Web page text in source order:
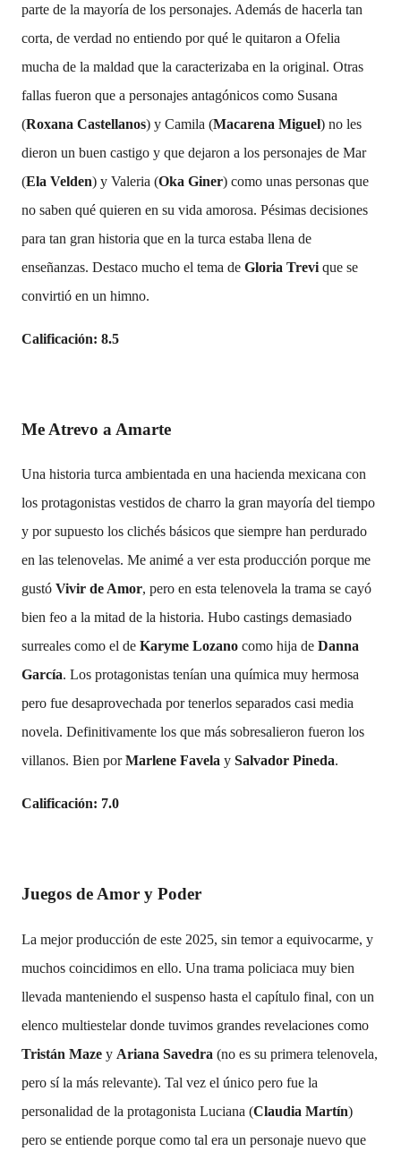
parte de la mayoría de los personajes. Además de hacerla tan
corta, de verdad no entiendo por qué le quitaron a Ofelia
mucha de la maldad que la caracterizaba en la original. Otras
fallas fueron que a personajes antagónicos como Susana
(Roxana Castellanos) y Camila (Macarena Miguel) no les
dieron un buen castigo y que dejaron a los personajes de Mar
(Ela Velden) y Valeria (Oka Giner) como unas personas que
no saben qué quieren en su vida amorosa. Pésimas decisiones
para tan gran historia que en la turca estaba llena de
enseñanzas. Destaco mucho el tema de Gloria Trevi que se
convirtió en un himno.
Calificación: 8.5
Me Atrevo a Amarte
Una historia turca ambientada en una hacienda mexicana con
los protagonistas vestidos de charro la gran mayoría del tiempo
y por supuesto los clichés básicos que siempre han perdurado
en las telenovelas. Me animé a ver esta producción porque me
gustó Vivir de Amor, pero en esta telenovela la trama se cayó
bien feo a la mitad de la historia. Hubo castings demasiado
surreales como el de Karyme Lozano como hija de Danna
García. Los protagonistas tenían una química muy hermosa
pero fue desaprovechada por tenerlos separados casi media
novela. Definitivamente los que más sobresalieron fueron los
villanos. Bien porMarlene Favela y Salvador Pineda.
Calificación: 7.0
Juegos de Amor y Poder
La mejor producción de este 2025, sin temor a equivocarme, y
muchos coincidimos en ello. Una trama policiaca muy bien
llevada manteniendo el suspenso hasta el capítulo final, con un
elenco multiestelar donde tuvimos grandes revelaciones como
Tristán Maze y Ariana Savedra (no es su primera telenovela,
pero sí la más relevante). Tal vez el único pero fue la
personalidad de la protagonista Luciana (Claudia Martín)
pero se entiende porque como tal era un personaje nuevo que